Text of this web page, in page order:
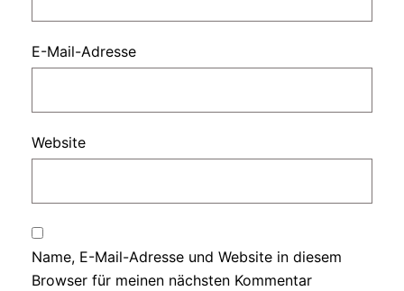
E-Mail-Adresse
Website
Name, E-Mail-Adresse und Website in diesem
Browser für meinen nächsten Kommentar